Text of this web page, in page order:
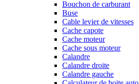
Bouchon de carburant
Buse
Cable levier de vitesses
Cache capote
Cache moteur
Cache sous moteur
Calandre
Calandre droite
Calandre gauche